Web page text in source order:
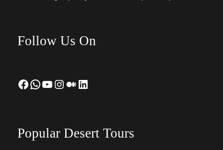
Follow Us On
Facebook WhatsApp YouTube Instagram Medium LinkedIn
Popular Desert Tours